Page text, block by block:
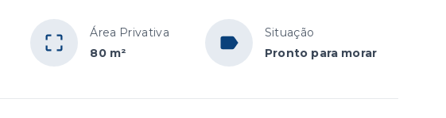
Área Privativa
80 m²
Situação
Pronto para morar